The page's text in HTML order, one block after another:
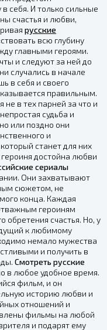
себя. И только сильные
счастья и любви,
русские
всю глубину
главными героями.
и следуют за ней до
случались в начале
в себя и своего
правильным.
в тех парней за что и
судьба и
или поздно они
и
станет для них
достойна любви
сериалы
Они захватывают
сюжетом, не
конца. Каждая
героиням
счастья. Но, у
к любимому
немало мужества
и получить в
Смотреть русские
в любое удобное время.
фильм, и он
историю любви и
отношений и
фильмы на любой
и подарят ему